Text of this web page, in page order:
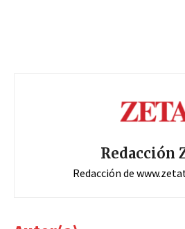
Redacción
Redacción de